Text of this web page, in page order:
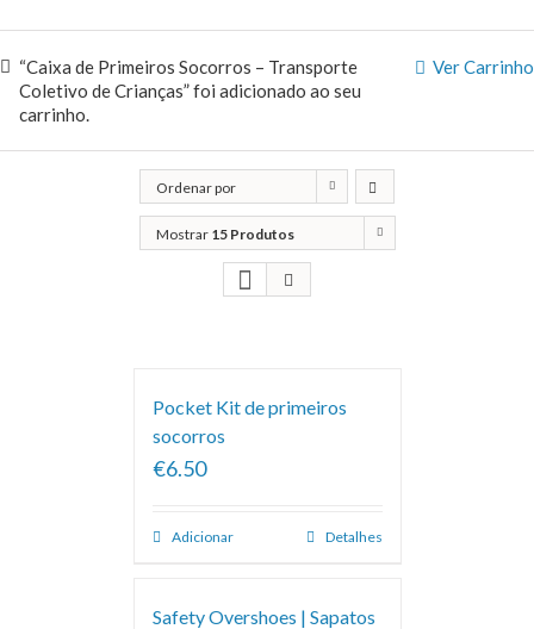
Ver Carrinho
“Caixa de Primeiros Socorros – Transporte
Coletivo de Crianças” foi adicionado ao seu
carrinho.
Ordenar por
Popularidade
Mostrar 15 Produtos
Pocket Kit de primeiros
socorros
€6.50
Adicionar Detalhes
Safety Overshoes | Sapatos